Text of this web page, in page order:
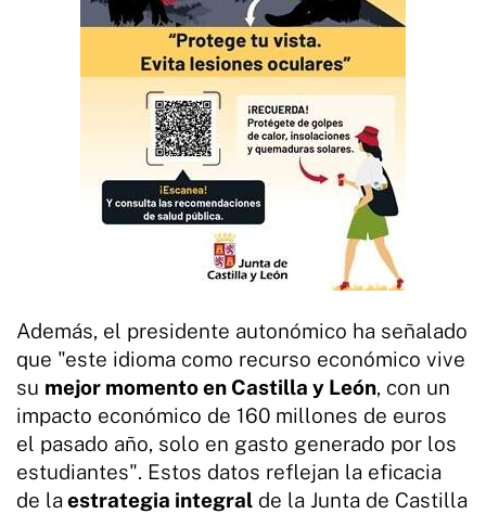
Además, el presidente autonómico ha señalado
que "este idioma como recurso económico vive
su mejor momento en Castilla y León, con un
impacto económico de 160 millones de euros
el pasado año, solo en gasto generado por los
estudiantes". Estos datos reflejan la eficacia
de la estrategia integral de la Junta de Castilla